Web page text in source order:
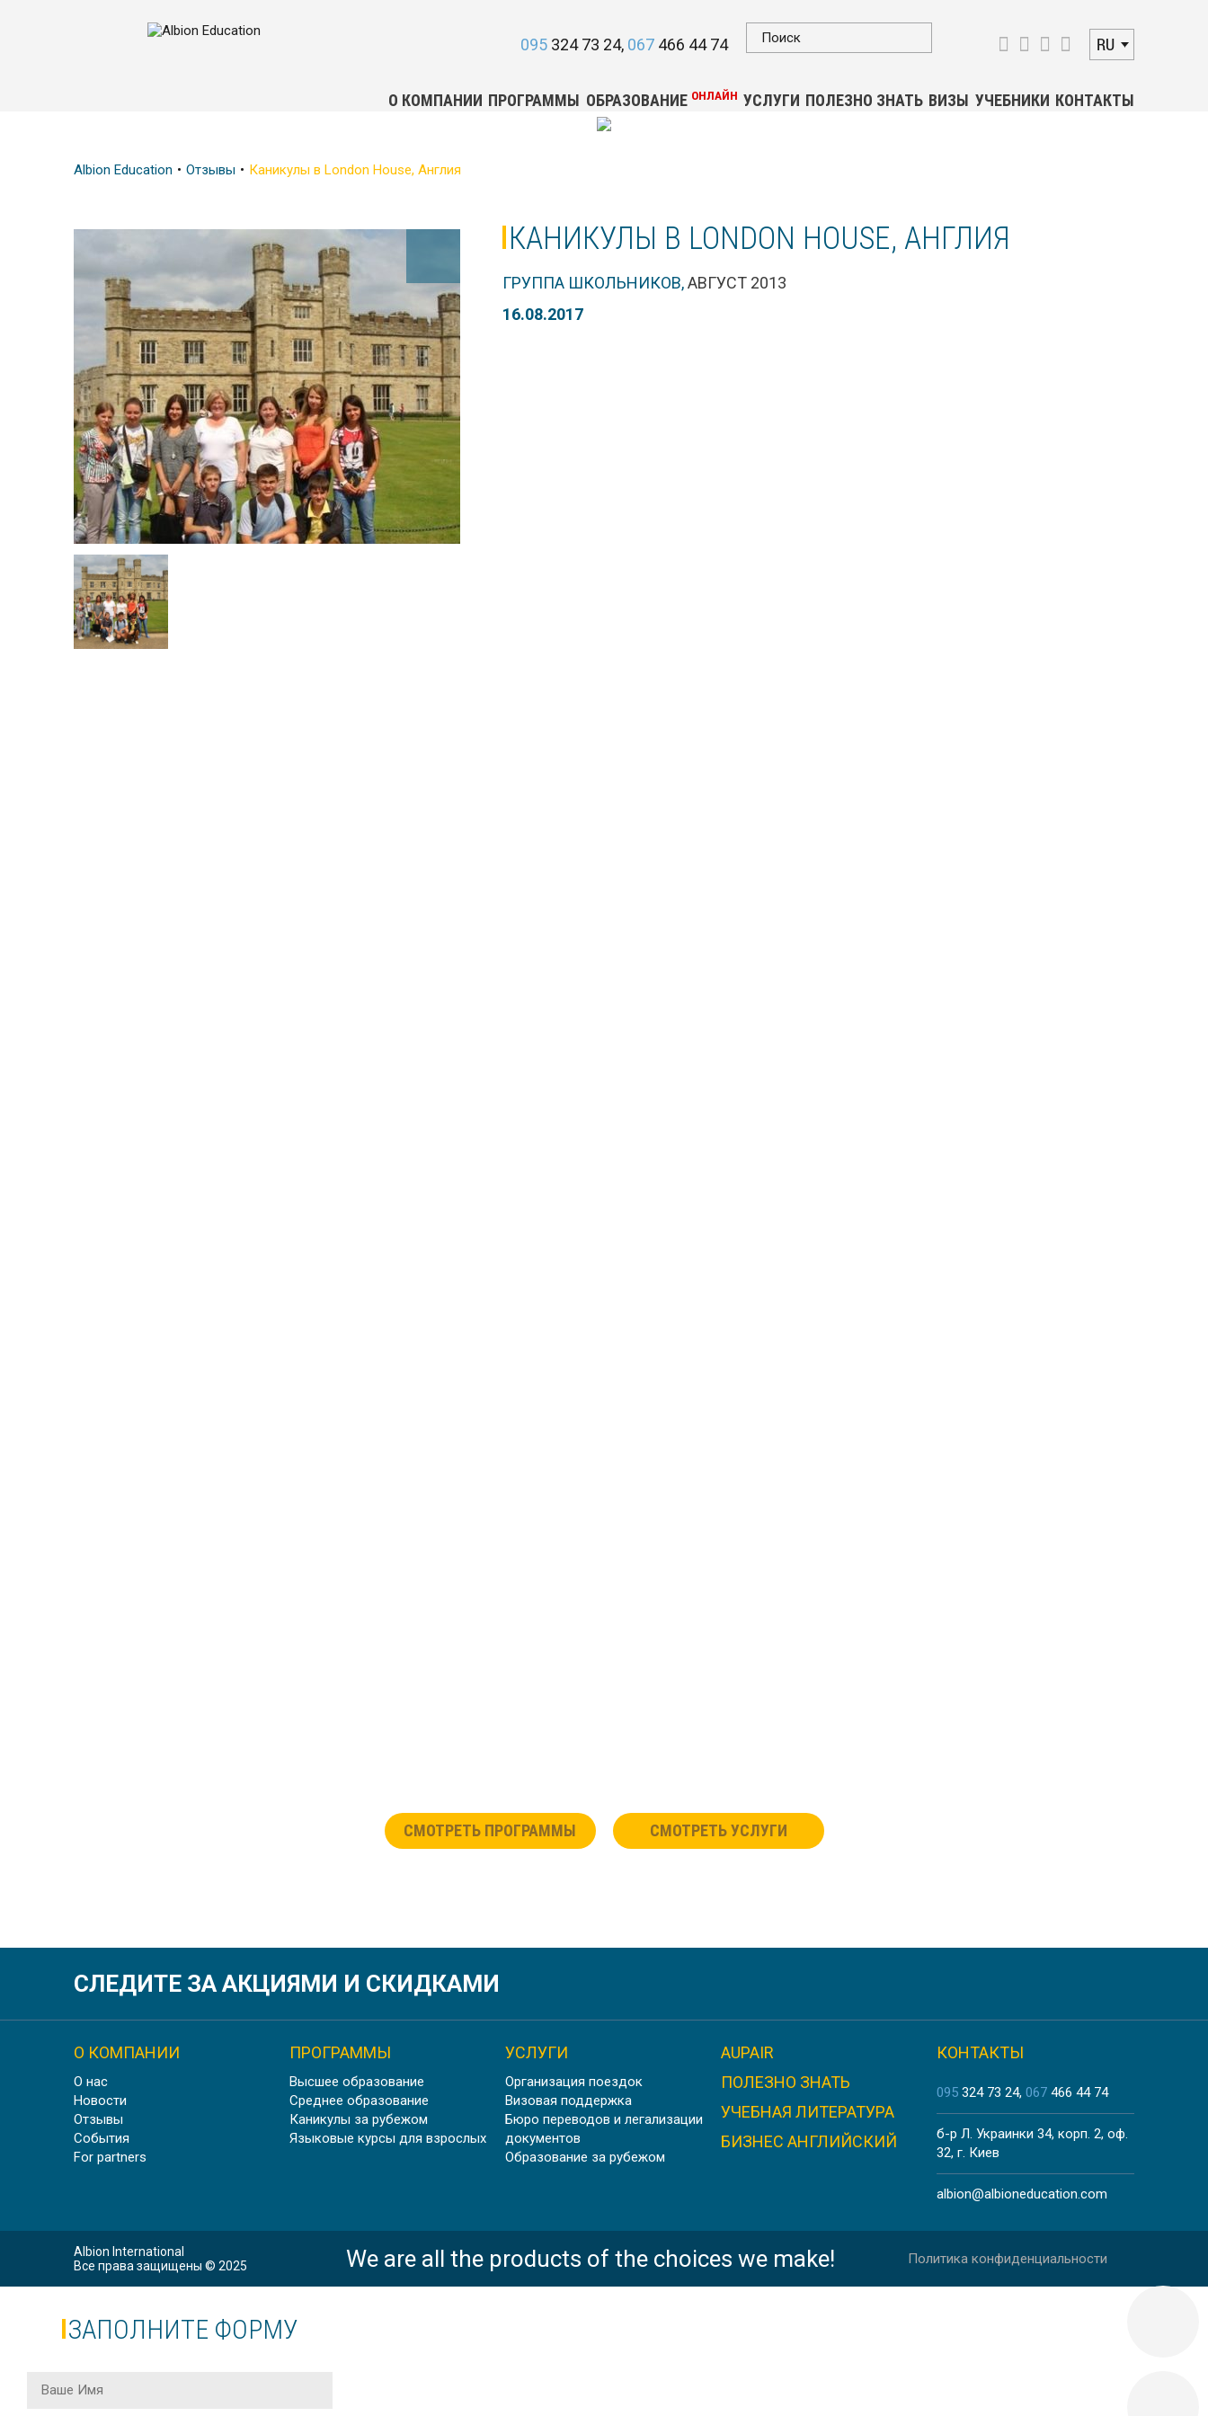
095 324 73 24 067 466 44 74 RU
О КОМПАНИИ ПРОГРАММЫ ОБРАЗОВАНИЕ ОНЛАЙН УСЛУГИ ПОЛЕЗНО ЗНАТЬ ВИЗЫ УЧЕБНИКИ КОНТАКТЫ
Albion Education Отзывы Каникулы в London House, Англия
КАНИКУЛЫ В LONDON HOUSE, АНГЛИЯ
ГРУППА ШКОЛЬНИКОВ,АВГУСТ 2013
16.08.2017
СМОТРЕТЬ ПРОГРАММЫ СМОТРЕТЬ УСЛУГИ
СЛЕДИТЕ ЗА АКЦИЯМИ И СКИДКАМИ
О КОМПАНИИ
О нас
Новости
Отзывы
События
For partners
ПРОГРАММЫ
Высшее образование
Среднее образование
Каникулы за рубежом
Языковые курсы для взрослых
УСЛУГИ
Организация поездок
Визовая поддержка
Бюро переводов и легализации
документов
Образование за рубежом
AUPAIR
ПОЛЕЗНО ЗНАТЬ
УЧЕБНАЯ ЛИТЕРАТУРА
БИЗНЕС АНГЛИЙСКИЙ
КОНТАКТЫ
095 324 73 24 067 466 44 74
б-р Л. Украинки 34, корп. 2, оф.
32, г. Киев
albion@albioneducation.com
Albion International
Все права защищены © 2025
We are all the products of the choices we make! Политика конфиденциальности
ЗАПОЛНИТЕ ФОРМУ